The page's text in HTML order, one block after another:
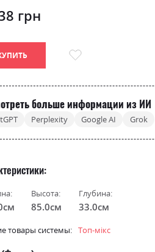
грн
больше информации из ИИ
Perplexity Google AI Grok
Высота:
85.0см
Глубина:
33.0см
товары системы: Топ-мікс